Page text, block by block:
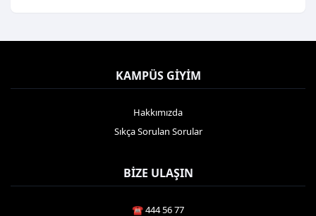
KAMPÜS GIYIM
Hakkımızda
Sıkça Sorulan Sorular
BIZE ULAŞIN
☎️ 444 56 77